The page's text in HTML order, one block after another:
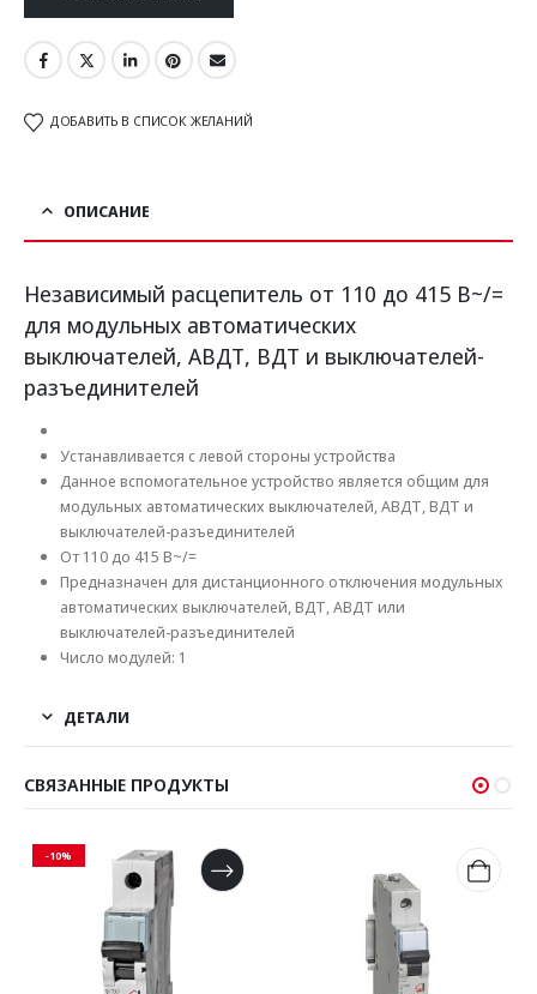
ДОБАВИТЬ В СПИСОК ЖЕЛАНИЙ
ОПИСАНИЕ
Независимый расцепитель от 110 до 415 В~/=
для модульных автоматических
выключателей, АВДТ, ВДТ и выключателей-
разъединителей
Устанавливается с левой стороны устройства
Данное вспомогательное устройство является общим для
модульных автоматических выключателей, АВДТ, ВДТ и
выключателей-разъединителей
От 110 до 415 В~/=
Предназначен для дистанционного отключения модульных
автоматических выключателей, ВДТ, АВДТ или
выключателей-разъединителей
Число модулей: 1
ДЕТАЛИ
СВЯЗАННЫЕ ПРОДУКТЫ
-10%